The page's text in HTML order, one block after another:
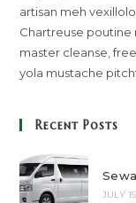
artisan meh
Chartreuse poutine
master cleanse,
yola mustache
Recent Posts
JULY